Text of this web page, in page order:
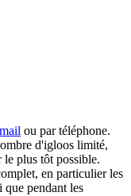
ou par téléphone.
d'igloos limité,
le plus tôt possible.
en particulier les
que pendant les